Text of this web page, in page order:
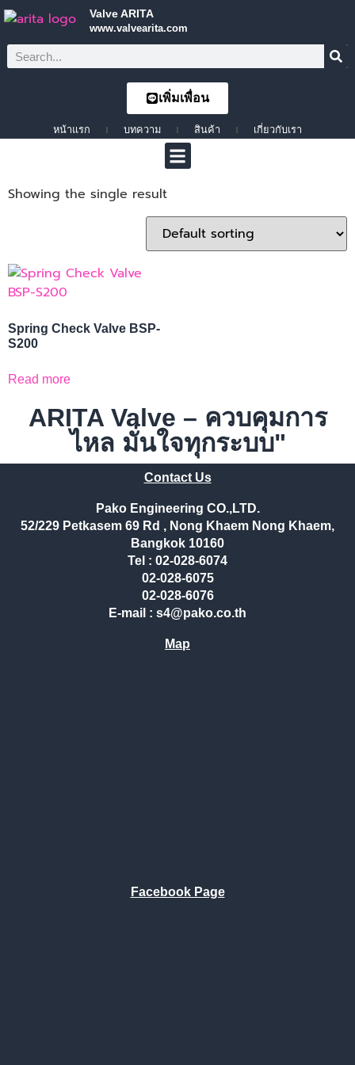
Valve ARITA
www.valvearita.com
เพิ่มเพื่อน
หน้าแรก บทความ สินค้า เกี่ยวกับเรา
Showing the single result
Spring Check Valve BSP-
S200
Read more
ARITA Valve – ควบคุมการ
ไหล มั่นใจทุกระบบ"
Contact Us
Pako Engineering CO.,LTD.
52/229 Petkasem 69 Rd , Nong Khaem Nong Khaem,
Bangkok 10160
Tel : 02-028-6074
02-028-6075
02-028-6076
E-mail : s4@pako.co.th
Map
Facebook Page